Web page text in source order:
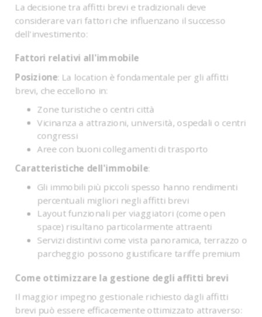
La decisione tra affitti brevi e tradizionali deve
considerare vari fattori che influenzano il successo
dell'investimento:
Fattori relativi all'immobile
Posizione: La location è fondamentale per gli affitti
brevi, che eccellono in:
Zone turistiche o centri città
Vicinanza a attrazioni, università, ospedali o centri
congressi
Aree con buoni collegamenti di trasporto
Caratteristiche dell'immobile:
Gli immobili più piccoli spesso hanno rendimenti
percentuali migliori negli affitti brevi
Layout funzionali per viaggiatori (come open
space) risultano particolarmente attraenti
Servizi distintivi come vista panoramica, terrazzo o
parcheggio possono giustificare tariffe premium
Come ottimizzare la gestione degli affitti brevi
Il maggior impegno gestionale richiesto dagli affitti
brevi può essere efficacemente ottimizzato attraverso: